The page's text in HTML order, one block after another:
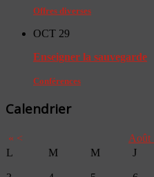
Offres diverses
OCT 29
Enseigner la sauvegarde
Conférences
Calendrier
« < Août
L
M M J